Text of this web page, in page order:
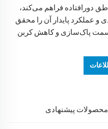
دورافتاده فراهم می‌کند،
و عملکرد پایدار آن را محقق
سمت پاک‌سازی و کاهش کربن
محصولات پیشنهادی